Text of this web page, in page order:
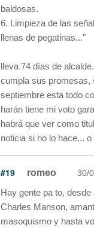
baldosas.
6. Limpieza de las
llenas de pegatinas..."
lleva 74 días de
cumpla sus promesas,
septiembre esta todo
harán tiene mi voto
habrá que ver como
noticia si no lo hace...
#19 romeo 30/
Hay gente pa to,
Charles Manson,
masoquismo y hasta